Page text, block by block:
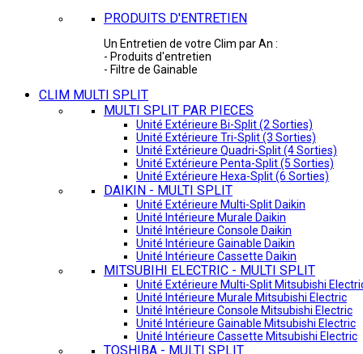
PRODUITS D'ENTRETIEN
Un Entretien de votre Clim par An :
- Produits d'entretien
- Filtre de Gainable
CLIM MULTI SPLIT
MULTI SPLIT PAR PIECES
Unité Extérieure Bi-Split (2 Sorties)
Unité Extérieure Tri-Split (3 Sorties)
Unité Extérieure Quadri-Split (4 Sorties)
Unité Extérieure Penta-Split (5 Sorties)
Unité Extérieure Hexa-Split (6 Sorties)
DAIKIN - MULTI SPLIT
Unité Extérieure Multi-Split Daikin
Unité Intérieure Murale Daikin
Unité Intérieure Console Daikin
Unité Intérieure Gainable Daikin
Unité Intérieure Cassette Daikin
MITSUBIHI ELECTRIC - MULTI SPLIT
Unité Extérieure Multi-Split Mitsubishi
Unité Intérieure Murale Mitsubishi Electric
Unité Intérieure Console Mitsubishi Electric
Unité Intérieure Gainable Mitsubishi Electric
Unité Intérieure Cassette Mitsubishi Electric
TOSHIBA - MULTI SPLIT